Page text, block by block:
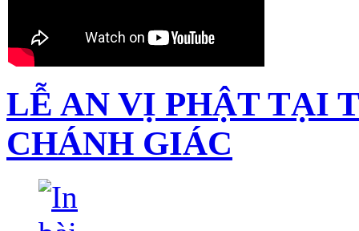
LỄ AN VỊ PHẬT TẠI
CHÁNH GIÁC